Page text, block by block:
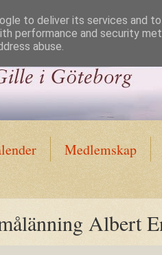
Medlemskap
Albert
to deliver its services and
performance and security
abuse.